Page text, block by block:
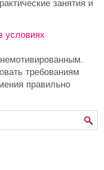
занятия и
условиях
требованиям
правильно